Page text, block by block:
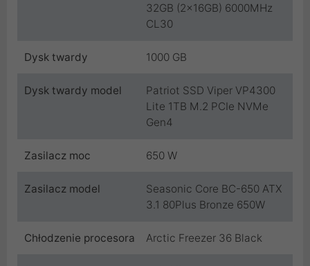
32GB (2x16GB) 6000MHz
CL30
Dysk twardy 1000 GB
Dysk twardy model
Patriot SSD Viper VP4300
Lite 1TB M.2 PCIe NVMe
Gen4
Zasilacz moc 650 W
Zasilacz model
Seasonic Core BC-650 ATX
3.1 80Plus Bronze 650W
Chłodzenie procesora Arctic Freezer 36 Black